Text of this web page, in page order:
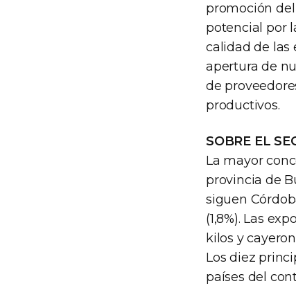
promoción
potencial por
calidad de las
apertura de
de
productivos.
SOBRE EL
La mayor
provincia de
siguen
(1,8%). Las
kilos y cayeron
Los diez
países del